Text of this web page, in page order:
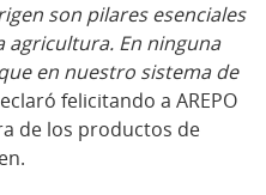
son pilares esenciales
En ninguna
en nuestro sistema de
felicitando a AREPO
de los productos de